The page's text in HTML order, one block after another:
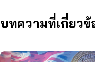
บทความที่เกี่ยวข้